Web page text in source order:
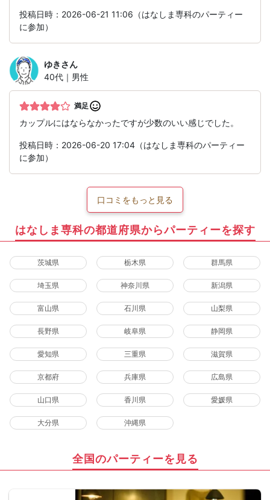
投稿日時：2026-06-21 11:06（はなしま専科のパーティー
に参加）
ゆきさん
40代｜男性
満足
カップルにはならなかったですが少数のいい感じでした。
投稿日時：2026-06-20 17:04（はなしま専科のパーティー
に参加）
口コミをもっと見る
はなしま専科の都道府県からパーティーを探す
茨城県 栃木県 群馬県
埼玉県 神奈川県 新潟県
富山県 石川県 山梨県
長野県 岐阜県 静岡県
愛知県 三重県 滋賀県
京都府 兵庫県 広島県
山口県 香川県 愛媛県
大分県 沖縄県
全国のパーティーを見る